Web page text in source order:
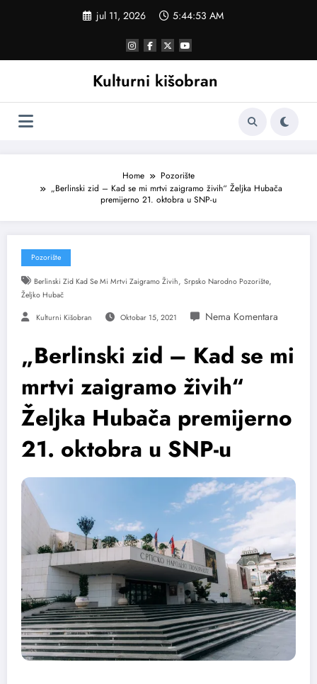
jul 11, 2026 5:44:53 AM
Kulturni kišobran
Home
Pozorište
„Berlinski zid – Kad se mi mrtvi zaigramo živih“ Željka Hubača
premijerno 21. oktobra u SNP-u
Pozorište
Berlinski Zid Kad Se Mi Mrtvi Zaigramo Živih, Srpsko Narodno Pozorište,
Željko Hubač
Kulturni Kišobran Oktobar 15, 2021
„Berlinski zid – Kad se mi
mrtvi zaigramo živih“
Željka Hubača premijerno
21. oktobra u SNP-u